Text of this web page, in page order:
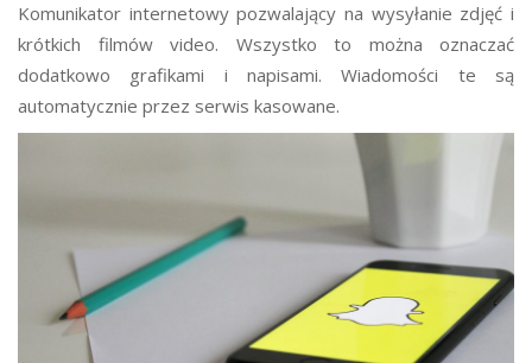
Komunikator internetowy pozwalający na wysyłanie zdjęć i
krótkich filmów video. Wszystko to można oznaczać
dodatkowo grafikami i napisami. Wiadomości te są
automatycznie przez serwis kasowane.